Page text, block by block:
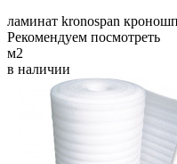
ламинат kronospan
Рекомендуем посмотреть
м2
в наличии